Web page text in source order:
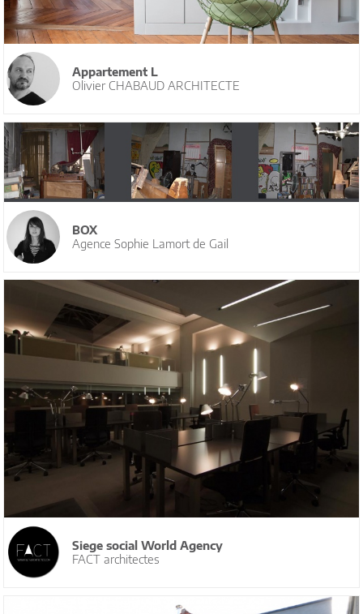
Appartement L
Olivier CHABAUD ARCHITECTE
BOX
Agence Sophie Lamort de Gail
Siege social World Agency
FACT architectes